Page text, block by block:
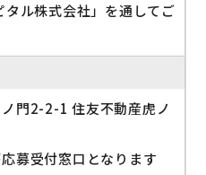
ル株式会社」を通してご
門2-2-1 住友不動産虎ノ
募受付窓口となります